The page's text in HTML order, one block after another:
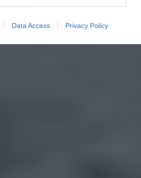
Data Access Privacy Policy